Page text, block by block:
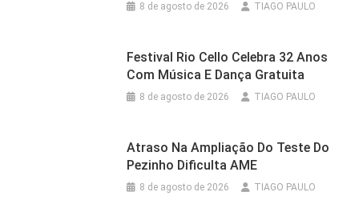
8 de agosto de 2026 TIAGO PAULO
Festival Rio Cello Celebra 32 Anos
Com Música E Dança Gratuita
8 de agosto de 2026 TIAGO PAULO
Atraso Na Ampliação Do Teste Do
Pezinho Dificulta AME
8 de agosto de 2026 TIAGO PAULO